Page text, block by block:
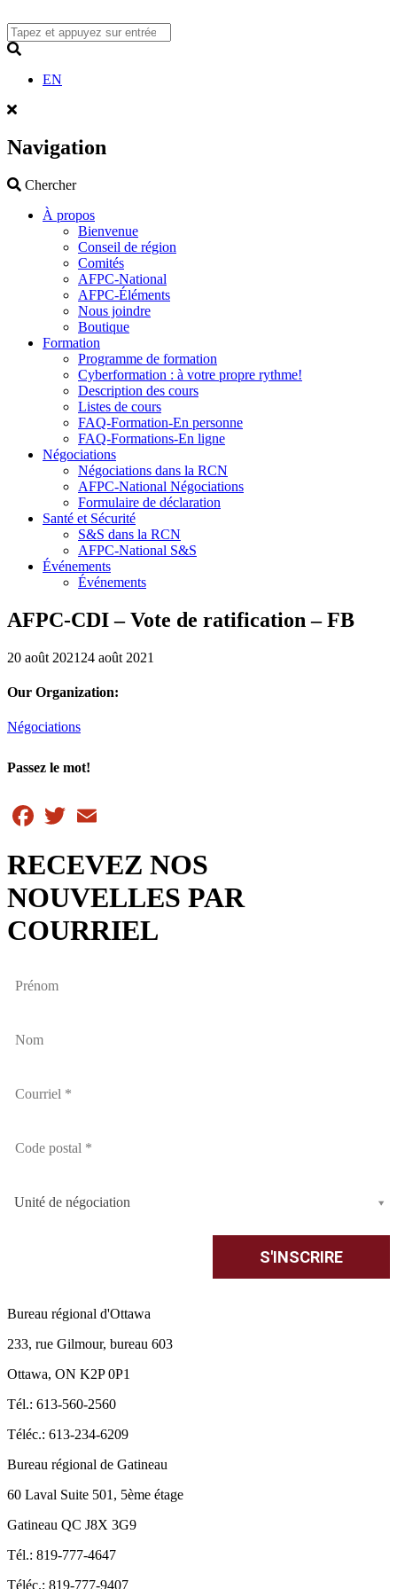
to
content
EN
Navigation
ChercherSearch
À propos
Bienvenue
Conseil de région
Comités
AFPC-National
AFPC-Éléments
Nous joindre
Boutique
Formation
Programme de formation
Cyberformation : à votre propre rythme!
Description des cours
Listes de cours
FAQ-Formation-En personne
FAQ-Formations-En ligne
Négociations
Négociations dans la RCN
AFPC-National Négociations
Formulaire de déclaration
Santé et Sécurité
S&S dans la RCN
AFPC-National S&S
Événements
Événements
AFPC-CDI – Vote de ratification – FB
20 août 2021 24 août 2021
Our Organization:
Négociations
Passez le mot!
Facebook
Twitter
RECEVEZ NOS
NOUVELLES PAR
COURRIEL
Unité de négociation
Bureau régional d'Ottawa
233, rue Gilmour, bureau 603
Ottawa, ON K2P 0P1
Tél.: 613-560-2560
Téléc.: 613-234-6209
Bureau régional de Gatineau
60 Laval Suite 501, 5ème étage
Gatineau QC J8X 3G9
Tél.: 819-777-4647
Téléc.: 819-777-9407